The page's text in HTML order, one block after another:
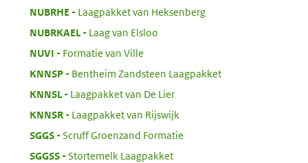
NUBRHE
Laagpakket van Heksenberg
NUBRKAEL
Laag van Elsloo
NUVI
Formatie van Ville
KNNSP:
Bentheim Zandsteen Laagpakket
KNNSL
Laagpakket van De Lier
KNNSR:
Laagpakket van Rijswijk
SGGS:
Scruff Groenzand Formatie
SGGSS:
Stortemelk Laagpakket